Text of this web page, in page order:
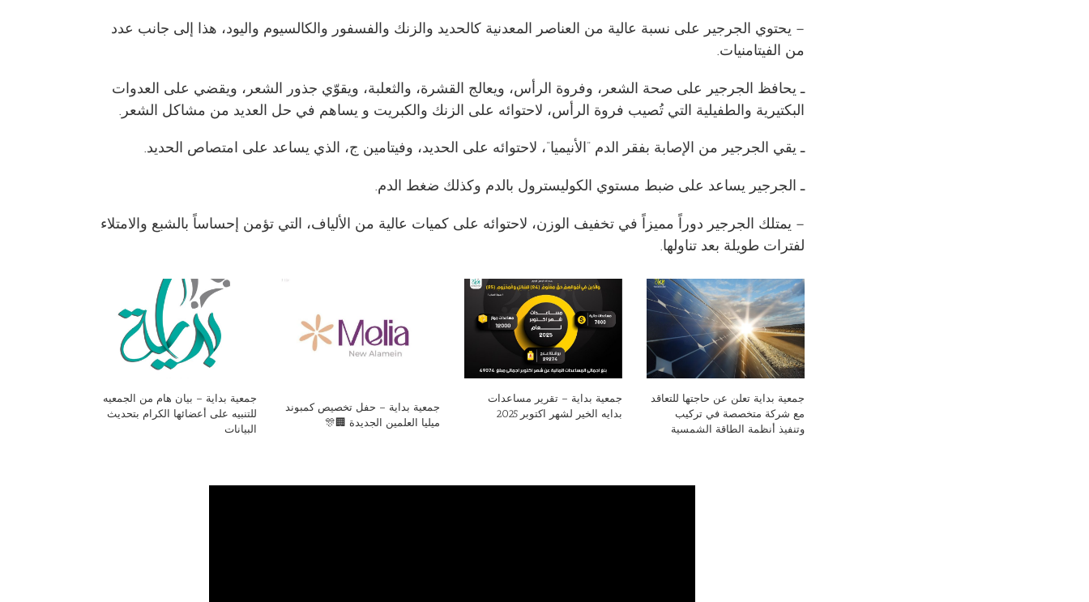
– يحتوي الجرجير على نسبة عالية من العناصر المعدنية كالحديد والزنك والفسفور والكالسيوم واليود، هذا إلى جانب عدد
من الفيتامنيات.
ـ يحافظ الجرجير على صحة الشعر، وفروة الرأس، ويعالج القشرة، والثعلبة، ويقوّي جذور الشعر، ويقضي على العدوات
البكتيرية والطفيلية التي تُصيب فروة الرأس، لاحتوائه على الزنك والكبريت و يساهم في حل العديد من مشاكل الشعر.
ـ يقي الجرجير من الإصابة بفقر الدم ”الأنيميا“، لاحتوائه على الحديد، وفيتامين ج، الذي يساعد على امتصاص الحديد.
ـ الجرجير يساعد على ضبط مستوي الكوليسترول بالدم وكذلك ضغط الدم.
– يمتلك الجرجير دوراً مميزاً في تخفيف الوزن، لاحتوائه على كميات عالية من الألياف، التي تؤمن إحساساً بالشبع والامتلاء
لفترات طويلة بعد تناولها.
جمعية بداية تعلن عن حاجتها للتعاقد
مع شركة متخصصة في تركيب
وتنفيذ أنظمة الطاقة الشمسية
جمعية بداية – تقرير مساعدات
بدايه الخير لشهر اكتوبر 2025
جمعية بداية – حفل تخصيص كمبوند
ميليا العلمين الجديدة 🏢🎊
جمعية بداية – بيان هام من الجمعيه
للتنبيه على أعضائها الكرام بتحديث
البيانات